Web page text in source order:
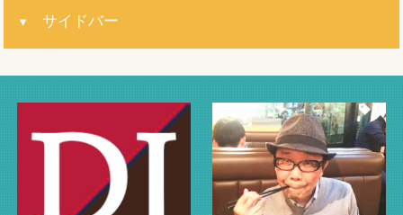
サイドバー